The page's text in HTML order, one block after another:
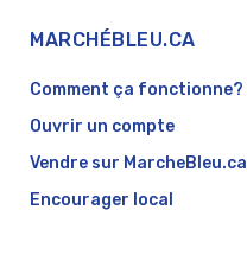
MARCHÉBLEU.CA
Comment ça fonctionne?
Ouvrir un compte
Vendre sur MarcheBleu.ca
Encourager local